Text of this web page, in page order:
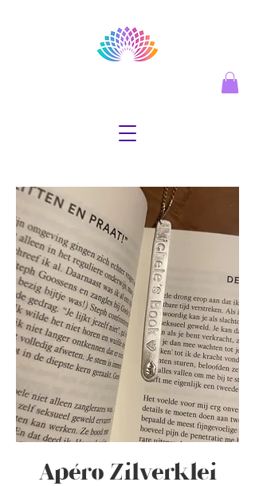
Apéro Zilverklei